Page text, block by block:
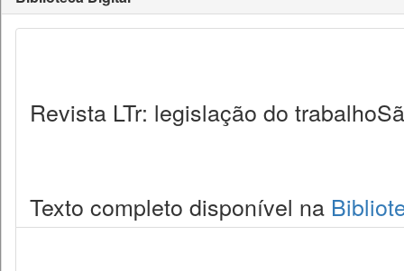
Revista LTr: legislação do
Texto completo disponível na